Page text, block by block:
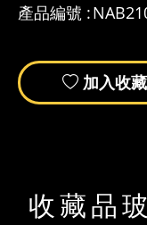
產品編號 :
加入收藏
收藏品